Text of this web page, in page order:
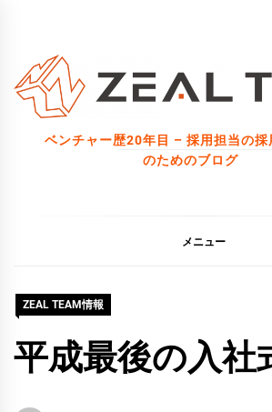
ン
ベンチャー歴20年目 – 採用担当の
のためのブログ
メニュー
ZEAL TEAM情報
平成最後の入社